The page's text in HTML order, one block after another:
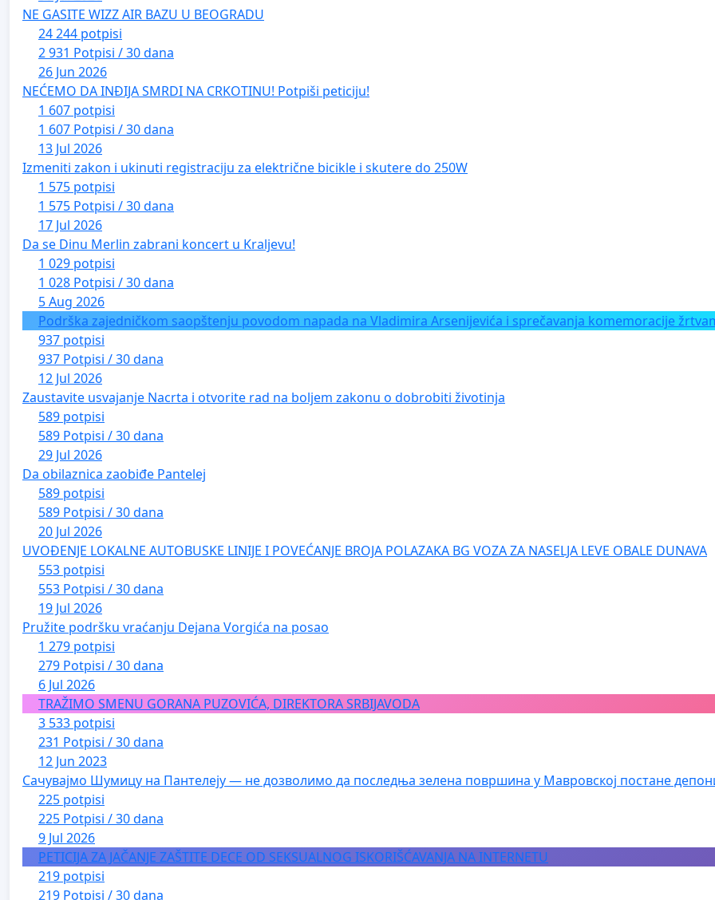
NE GASITE WIZZ AIR BAZU U BEOGRADU
24 244 potpisi
2 931 Potpisi / 30 dana
26 Jun 2026
NEĆEMO DA INĐIJA SMRDI NA CRKOTINU! Potpiši peticiju!
1 607 potpisi
1 607 Potpisi / 30 dana
13 Jul 2026
Izmeniti zakon i ukinuti registraciju za električne bicikle i skutere do 250W
1 575 potpisi
1 575 Potpisi / 30 dana
17 Jul 2026
Da se Dinu Merlin zabrani koncert u Kraljevu!
1 029 potpisi
1 028 Potpisi / 30 dana
5 Aug 2026
Podrška zajedničkom saopštenju povodom napada na Vladimira Arsenijevića i sprečavanja komemoracije
937 potpisi
937 Potpisi / 30 dana
12 Jul 2026
Zaustavite usvajanje Nacrta i otvorite rad na boljem zakonu o dobrobiti životinja
589 potpisi
589 Potpisi / 30 dana
29 Jul 2026
Da obilaznica zaobiđe Pantelej
589 potpisi
589 Potpisi / 30 dana
20 Jul 2026
UVOĐENJE LOKALNE AUTOBUSKE LINIJE I POVEĆANJE BROJA POLAZAKA BG VOZA ZA NASELJA LEVE OBALE DUNAVA
553 potpisi
553 Potpisi / 30 dana
19 Jul 2026
Pružite podršku vraćanju Dejana Vorgića na posao
1 279 potpisi
279 Potpisi / 30 dana
6 Jul 2026
TRAŽIMO SMENU GORANA PUZOVIĆA, DIREKTORA SRBIJAVODA
3 533 potpisi
231 Potpisi / 30 dana
12 Jun 2023
Сачувајмо Шумицу на Пантелеју — не дозволимо да последња зелена површина у Мавровској постане
225 potpisi
225 Potpisi / 30 dana
9 Jul 2026
PETICIJA ZA JAČANJE ZAŠTITE DECE OD SEKSUALNOG ISKORIŠĆAVANJA NA INTERNETU
219 potpisi
219 Potpisi / 30 dana